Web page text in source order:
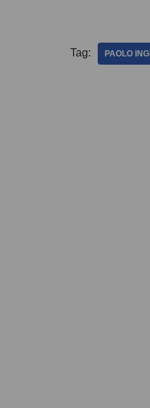
e
er
Tag: PAOLO